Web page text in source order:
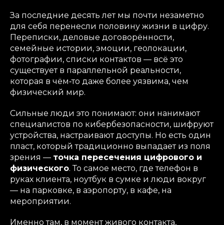
За последние десять лет мы почти незаметно
для себя перенесли половину жизни в цифру.
Переписки, деловые договорённости,
семейные истории, эмоции, геолокации,
фотографии, списки контактов — всё это
существует в параллельной реальности,
которая в чём‑то даже более уязвима, чем
физический мир.
Сильные люди это понимают: они нанимают
специалистов по кибербезопасности, шифруют
устройства, настраивают доступы. Но есть один
пласт, который традиционно выпадает из поля
зрения — точка пересечения цифрового и
физического. То самое место, где телефон в
руках клиента, ноутбук в сумке и люди вокруг
— на парковке, в аэропорту, в кафе, на
мероприятии.
Именно там, в момент живого контакта,